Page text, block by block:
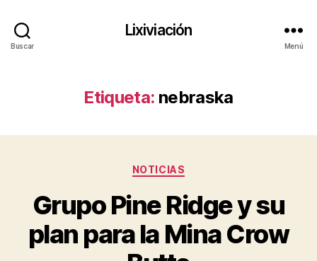
Buscar
Lixiviación
Menú
Etiqueta: nebraska
Categorías
NOTICIAS
Grupo Pine Ridge y su
plan para la Mina Crow